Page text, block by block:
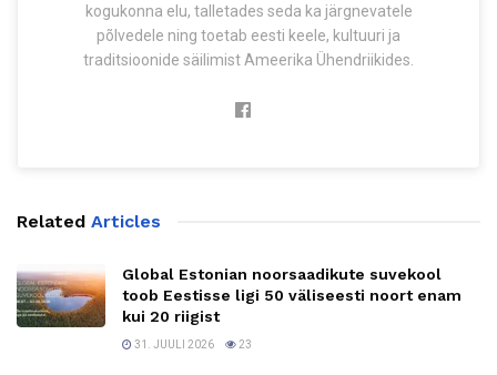
kogukonna elu, talletades seda ka järgnevatele
põlvedele ning toetab eesti keele, kultuuri ja
traditsioonide säilimist Ameerika Ühendriikides.
Related Articles
Global Estonian noorsaadikute suvekool
toob Eestisse ligi 50 väliseesti noort enam
kui 20 riigist
31. JUULI 2026 23